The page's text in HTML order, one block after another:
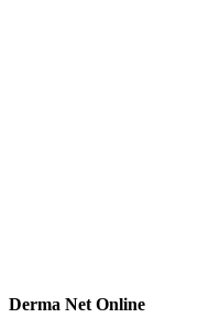
Derma Net Online